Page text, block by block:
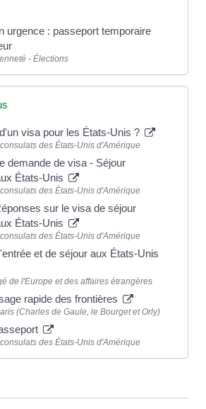
urgence : passeport temporaire
- Élections
visa pour les États-Unis ?
des États-Unis d'Amérique
demande de visa - Séjour
États-Unis
des États-Unis d'Amérique
sur le visa de séjour
États-Unis
des États-Unis d'Amérique
et de séjour aux États-Unis
de l'Europe et des affaires étrangères
rapide des frontières
(Charles de Gaule, le Bourget et Orly)
des États-Unis d'Amérique